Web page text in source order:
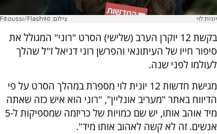
יונית לוי צילום: Fitoussi/Flash90
בקשת 12 יוקרן הערב (שלישי) הסרט "רוני" המגולל את
סיפור חייו של העיתונאי והפרשן רוני דניאל ז"ל שהלך
לעולמו לפני שנה.
מגישת חדשות 12 יונית לוי מספרת במהלך הסרט על פי
הדיווח באתר "מעריב אונליין", "רוני הוא איש כזה שאתה
מיד אוהב אותו, יש שם כמויות של כריזמה שמספיקות ל-5
אנשים. זה לא קשה לאהוב אותו מיד".